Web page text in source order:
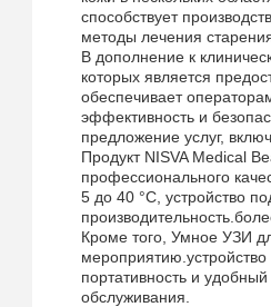
способствует
методы лечения
В дополнение к
которых является
обеспечивает
эффективность и
предложение услуг,
Продукт NISVA Medical
профессионального
5 до 40 °C, устройство
Кроме того, Умное УЗИ
портативность и
обслуживания.